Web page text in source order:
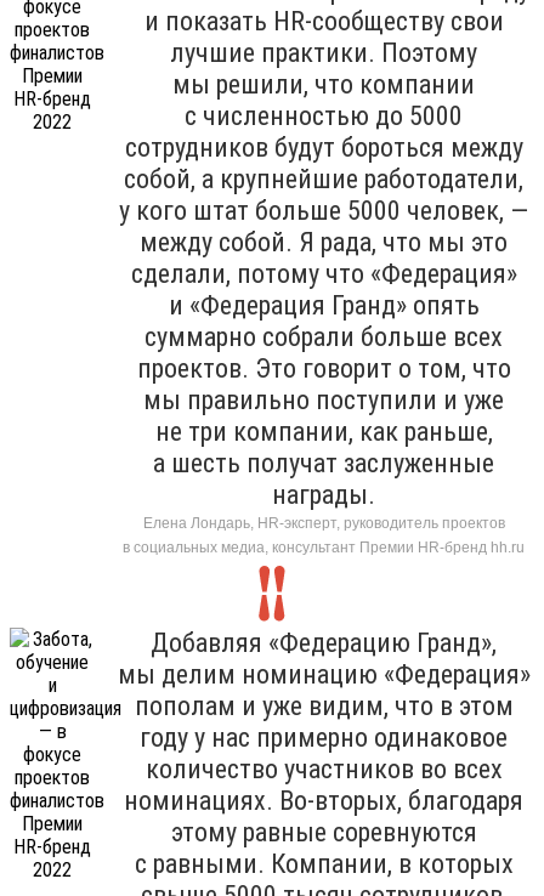
и показать HR-сообществу свои
лучшие практики. Поэтому
мы решили, что компании
с численностью до 5000
сотрудников будут бороться между
собой, а крупнейшие работодатели,
у кого штат больше 5000 человек, —
между собой. Я рада, что мы это
сделали, потому что «Федерация»
и «Федерация Гранд» опять
суммарно собрали больше всех
проектов. Это говорит о том, что
мы правильно поступили и уже
не три компании, как раньше,
а шесть получат заслуженные
награды.
Елена Лондарь, HR-эксперт, руководитель проектов
в социальных медиа, консультант Премии HR-бренд hh.ru
Добавляя «Федерацию Гранд»,
мы делим номинацию «Федерация»
пополам и уже видим, что в этом
году у нас примерно одинаковое
количество участников во всех
номинациях. Во-вторых, благодаря
этому равные соревнуются
с равными. Компании, в которых